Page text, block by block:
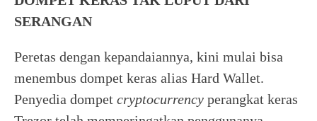
SERANGAN
Peretas dengan kepandaiannya, kini mulai bisa
menembus dompet keras alias Hard Wallet.
Penyedia dompet cryptocurrency perangkat keras